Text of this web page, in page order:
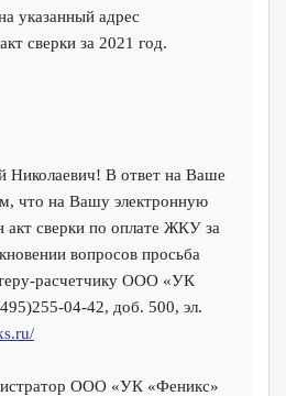
указанный адрес
сверки за 2021 год.
Николаевич! В ответ на Ваше
что на Вашу электронную
акт сверки по оплате ЖКУ за
вопросов просьба
расчетчику ООО «УК
04-42, доб. 500, эл.
ООО «УК «Феникс»